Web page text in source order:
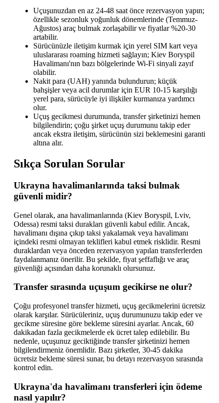
Uçuşunuzdan en az 24-48 saat önce rezervasyon yapın;
özellikle sezonluk yoğunluk dönemlerinde (Temmuz-
Ağustos) araç bulmak zorlaşabilir ve fiyatlar %20-30
artabilir.
Sürücünüzle iletişim kurmak için yerel SIM kart veya
uluslararası roaming hizmeti sağlayın; Kiev Boryspil
Havalimanı'nın bazı bölgelerinde Wi-Fi sinyali zayıf
olabilir.
Nakit para (UAH) yanında bulundurun; küçük
bahşişler veya acil durumlar için EUR 10-15 karşılığı
yerel para, sürücüyle iyi ilişkiler kurmanıza yardımcı
olur.
Uçuş gecikmesi durumunda, transfer şirketinizi hemen
bilgilendirin; çoğu şirket uçuş durumunu takip eder
ancak ekstra iletişim, sürücünün sizi beklemesini garanti
altına alır.
Sıkça Sorulan Sorular
Ukrayna havalimanlarında taksi bulmak
güvenli midir?
Genel olarak, ana havalimanlarında (Kiev Boryspil, Lviv,
Odessa) resmi taksi durakları güvenli kabul edilir. Ancak,
havalimanı dışına çıkıp taksi yakalamak veya havalimanı
içindeki resmi olmayan teklifleri kabul etmek risklidir. Resmi
duraklardan veya önceden rezervasyon yapılan transferlerden
faydalanmanız önerilir. Bu şekilde, fiyat şeffaflığı ve araç
güvenliği açısından daha korunaklı olursunuz.
Transfer sırasında uçuşum gecikirse ne olur?
Çoğu profesyonel transfer hizmeti, uçuş gecikmelerini ücretsiz
olarak karşılar. Sürücüleriniz, uçuş durumunuzu takip eder ve
gecikme süresine göre bekleme süresini ayarlar. Ancak, 60
dakikadan fazla gecikmelerde ek ücret talep edilebilir. Bu
nedenle, uçuşunuz geciktiğinde transfer şirketinizi hemen
bilgilendirmeniz önemlidir. Bazı şirketler, 30-45 dakika
ücretsiz bekleme süresi sunar, bu detayı rezervasyon sırasında
kontrol edin.
Ukrayna'da havalimanı transferleri için ödeme
nasıl yapılır?